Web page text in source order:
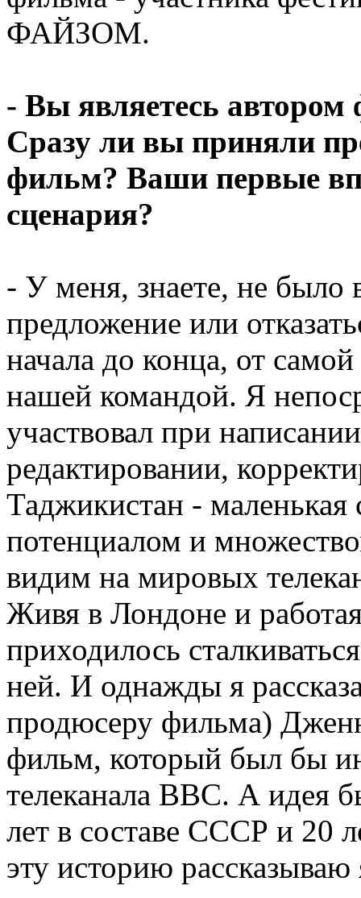
ФАЙЗОМ.
- Вы являетесь
Сразу ли вы приняли
фильм? Ваши первые
сценария?
- У меня, знаете, не было
предложение или
начала до конца, от
нашей командой. Я
участвовал при
редактировании,
Таджикистан -
потенциалом и
видим на мировых
Живя в Лондоне и
приходилось
ней. И однажды я
продюсеру фильма)
фильм, который был бы
телеканала ВВС. А идея
лет в составе СССР и 20
эту историю рассказываю